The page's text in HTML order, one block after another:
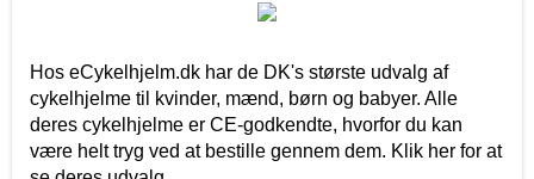
Hos eCykelhjelm.dk har de DK's største udvalg af
cykelhjelme til kvinder, mænd, børn og babyer. Alle
deres cykelhjelme er CE-godkendte, hvorfor du kan
være helt tryg ved at bestille gennem dem. Klik her for at